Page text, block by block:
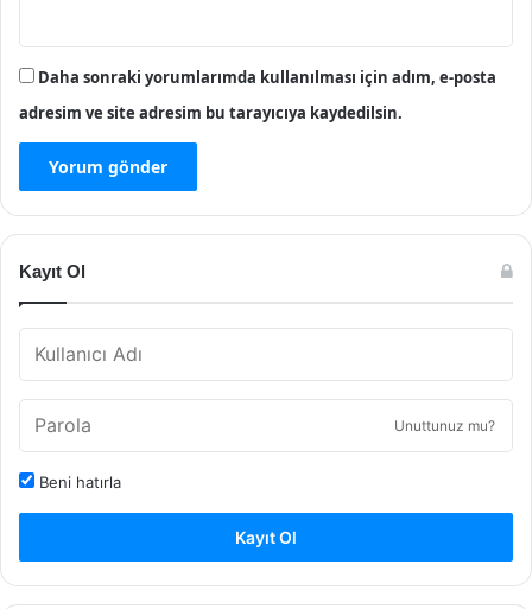
Daha sonraki yorumlarımda kullanılması için adım, e-posta
adresim ve site adresim bu tarayıcıya kaydedilsin.
Kayıt Ol
Unuttunuz mu?
Beni hatırla
Kayıt Ol